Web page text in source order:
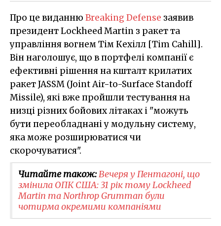
Про це виданню Breaking Defense заявив
президент Lockheed Martin з ракет та
управління вогнем Тім Кехілл [Tim Cahill].
Він наголошує, що в портфелі компанії є
ефективні рішення на кшталт крилатих
ракет JASSM (Joint Air-to-Surface Standoff
Missile), які вже пройшли тестування на
низці різних бойових літаках і "можуть
бути переобладнані у модульну систему,
яка може розширюватися чи
скорочуватися".
Читайте також:Вечеря у Пентагоні, що
змінила ОПК США: 31 рік тому Lockheed
Martin та Northrop Grumman були
чотирма окремими компаніями